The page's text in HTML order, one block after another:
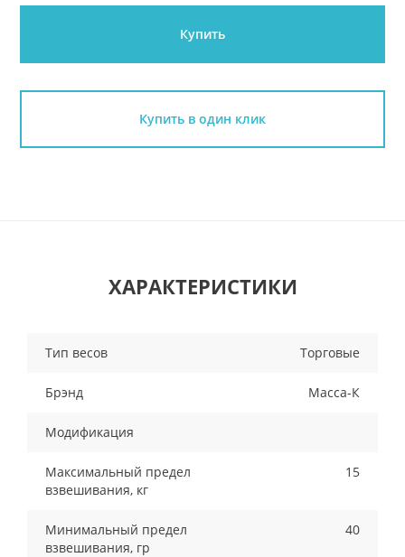
Купить
Купить в один клик
ХАРАКТЕРИСТИКИ
Тип весов Торговые
Брэнд Масса-К
Модификация
Максимальный предел
взвешивания, кг
15
Минимальный предел
взвешивания, гр
40